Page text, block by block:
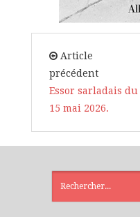
Article
précédent
Essor sarladais du
15 mai 2026.